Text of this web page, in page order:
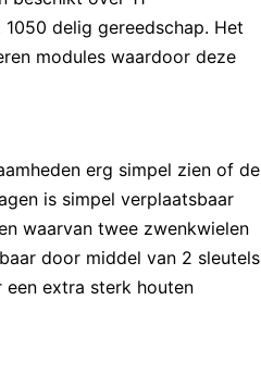
delig gereedschap. Het
modules waardoor deze
erg simpel zien of de
is simpel verplaatsbaar
waarvan twee zwenkwielen
door middel van 2 sleutels
extra sterk houten